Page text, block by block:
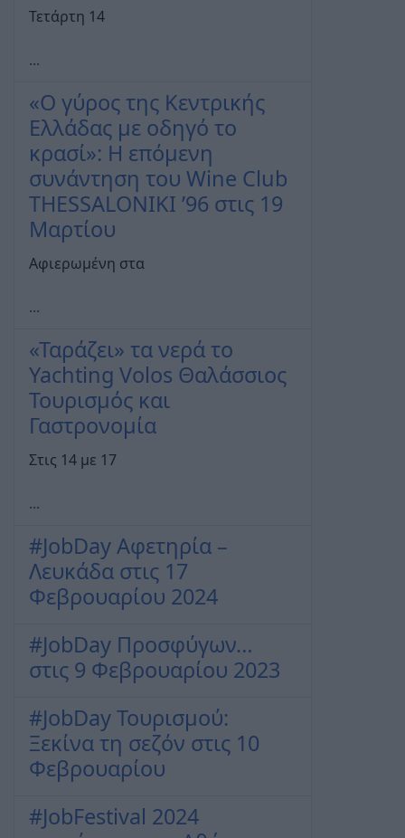
Τετάρτη 14
...
«Ο γύρος της Κεντρικής
Ελλάδας με οδηγό το
κρασί»: Η επόμενη
συνάντηση του Wine Club
THESSALONIKI ’96 στις 19
Μαρτίου
Αφιερωμένη στα
...
«Ταράζει» τα νερά το
Yachting Volos Θαλάσσιος
Τουρισμός και
Γαστρονομία
Στις 14 με 17
...
#JobDay Αφετηρία –
Λευκάδα στις 17
Φεβρουαρίου 2024
#JobDay Προσφύγων…
στις 9 Φεβρουαρίου 2023
#JobDay Τουρισμού:
Ξεκίνα τη σεζόν στις 10
Φεβρουαρίου
#JobFestival 2024